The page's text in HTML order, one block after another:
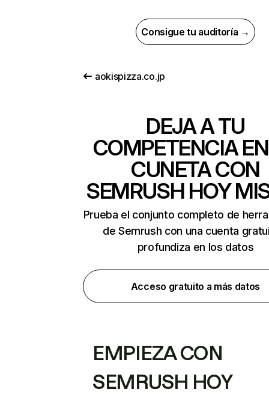
Consigue tu auditoría →
aokispizza.co.jp
DEJA A TU
COMPETENCIA
CUNETA CON
SEMRUSH HOY
Prueba el conjunto completo de
de Semrush con una cuenta
profundiza en los datos
Acceso gratuito a más datos
EMPIEZA CON
SEMRUSH HOY